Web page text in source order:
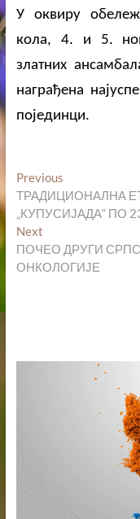
У оквиру
кола, 4. и 5.
златних
награђена
појединци.
Кретање
чланка
PreviousPrevious
post:
ТРАДИЦИОНАЛНА
„КУПУСИЈАДА“ ПО
NextNext
post:
ПОЧЕО ДРУГИ
ОНКОЛОГИЈЕ